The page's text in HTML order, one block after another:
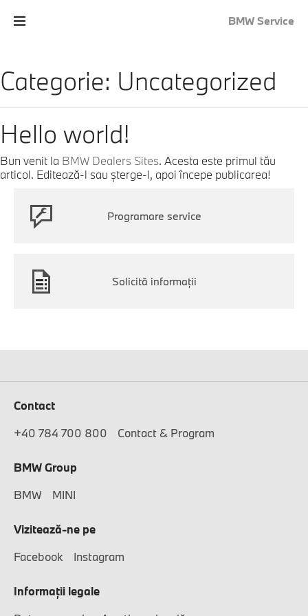
BMW Service
Categorie: Uncategorized
Hello world!
Bun venit la BMW Dealers Sites. Acesta este primul tău
articol. Editează-l sau șterge-l, apoi începe publicarea!
Programare service
Solicită informaţii
Contact
+40 784 700 800
Contact & Program
BMW Group
BMW
MINI
Vizitează-ne pe
Facebook
Instagram
Informaţii legale